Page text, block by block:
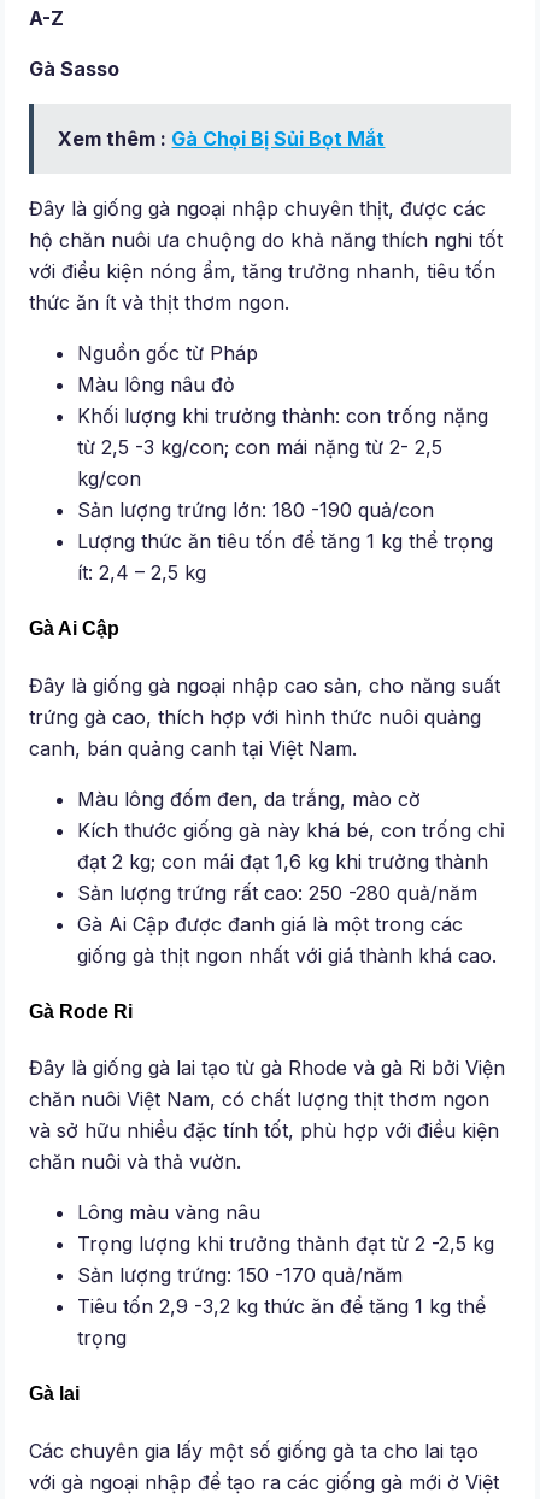
A-Z
Gà Sasso
Xem thêm : Gà Chọi Bị Sủi Bọt Mắt
Đây là giống gà ngoại nhập chuyên thịt, được các
hộ chăn nuôi ưa chuộng do khả năng thích nghi tốt
với điều kiện nóng ẩm, tăng trưởng nhanh, tiêu tốn
thức ăn ít và thịt thơm ngon.
Nguồn gốc từ Pháp
Màu lông nâu đỏ
Khối lượng khi trưởng thành: con trống nặng
từ 2,5 -3 kg/con; con mái nặng từ 2- 2,5
kg/con
Sản lượng trứng lớn: 180 -190 quả/con
Lượng thức ăn tiêu tốn để tăng 1 kg thể trọng
ít: 2,4 – 2,5 kg
Gà Ai Cập
Đây là giống gà ngoại nhập cao sản, cho năng suất
trứng gà cao, thích hợp với hình thức nuôi quảng
canh, bán quảng canh tại Việt Nam.
Màu lông đốm đen, da trắng, mào cờ
Kích thước giống gà này khá bé, con trống chỉ
đạt 2 kg; con mái đạt 1,6 kg khi trưởng thành
Sản lượng trứng rất cao: 250 -280 quả/năm
Gà Ai Cập được đanh giá là một trong các
giống gà thịt ngon nhất với giá thành khá cao.
Gà Rode Ri
Đây là giống gà lai tạo từ gà Rhode và gà Ri bởi Viện
chăn nuôi Việt Nam, có chất lượng thịt thơm ngon
và sở hữu nhiều đặc tính tốt, phù hợp với điều kiện
chăn nuôi và thả vườn.
Lông màu vàng nâu
Trọng lượng khi trưởng thành đạt từ 2 -2,5 kg
Sản lượng trứng: 150 -170 quả/năm
Tiêu tốn 2,9 -3,2 kg thức ăn để tăng 1 kg thể
trọng
Gà lai
Các chuyên gia lấy một số giống gà ta cho lai tạo
với gà ngoại nhập để tạo ra các giống gà mới ở Việt